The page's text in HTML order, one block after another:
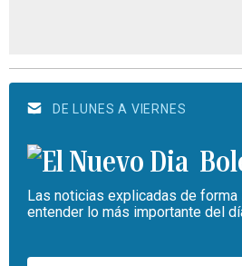
DE LUNES A VIERNES
Las noticias explicadas de
entender lo más importante del